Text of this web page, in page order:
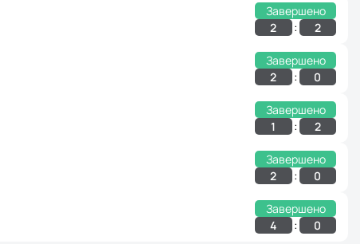
Завершено
2 : 2
Завершено
2 : 0
Завершено
1 : 2
Завершено
2 : 0
Завершено
4 : 0